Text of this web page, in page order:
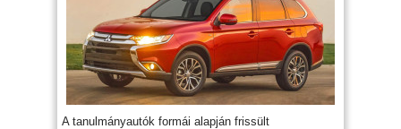
A tanulmányautók formái alapján frissült